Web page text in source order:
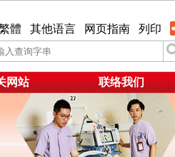
體 其他语言 网页指南 列印
网站 联络我们